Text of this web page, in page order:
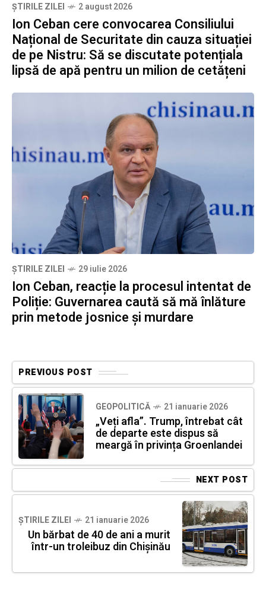
ȘTIRILE ZILEI 2 august 2026
Ion Ceban cere convocarea Consiliului
Național de Securitate din cauza situației
de pe Nistru: Să se discutate potențiala
lipsă de apă pentru un milion de cetățeni
ȘTIRILE ZILEI 29 iulie 2026
Ion Ceban, reacție la procesul intentat de
Poliție: Guvernarea caută să mă înlăture
prin metode josnice și murdare
PREVIOUS POST
GEOPOLITICĂ 21 ianuarie 2026
„Veți afla”. Trump, întrebat cât
de departe este dispus să
meargă în privința Groenlandei
NEXT POST
ȘTIRILE ZILEI 21 ianuarie 2026
Un bărbat de 40 de ani a murit
într-un troleibuz din Chișinău